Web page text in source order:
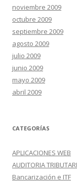
noviembre 2009
octubre 2009
septiembre 2009
agosto 2009
julio 2009
junio 2009
mayo 2009
abril 2009
CATEGORÍAS
APLICACIONES WEB
AUDITORIA
Bancarización e ITF